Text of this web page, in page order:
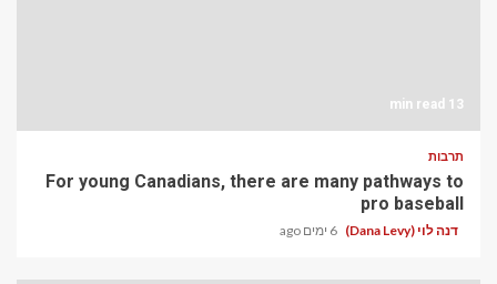
13 min read
תרבות
For young Canadians, there are many pathways to
pro baseball
דנה לוי (Dana Levy) 6 ימים ago